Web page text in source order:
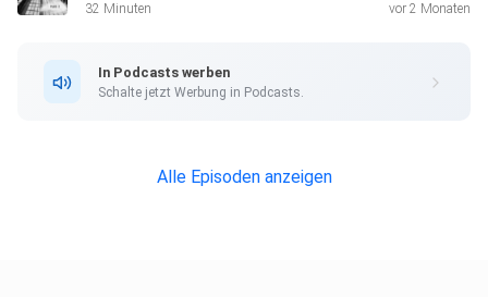
32 Minuten vor 2 Monaten
In Podcasts werben
Schalte jetzt Werbung in Podcasts.
Alle Episoden anzeigen